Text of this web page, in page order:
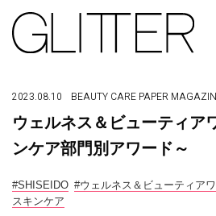
2023.08.10 BEAUTY CARE PAPER
ウェルネス＆ビューティア
ンケア部門別アワード～
#SHISEIDO #ウェルネス＆ビューティア
スキンケア